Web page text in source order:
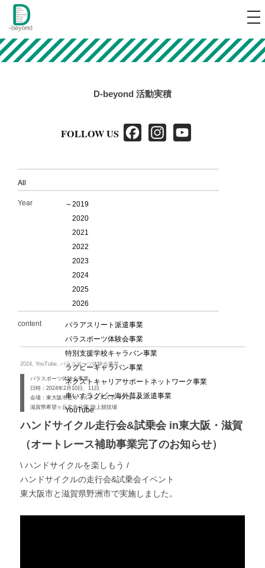
テ
ン
d-beyond
可能性の壁を越えていく
メ
ニ
ー
D-beyond 活動実積
FOLLOW US
c
s
u
All
Year
～2019
2020
2021
2022
2023
2024
2025
2026
content
パラアスリート派遣事業
パラスポーツ体験会事業
特別支援学校キャラバン事業
ラグビーキャラバン事業
ネクストキャリアサポートネットワーク事業
車いすラグビー海外普及派遣事業
YouTube
2024, YouTube, パラスポーツ体験会事業
パラスポーツ体験会事業
日時：2024年2月10日、11日
会場：東大阪市立ウィルチェアスポーツコート
滋賀県希望ヶ丘文化公園 陸上競技場
ハンドサイクル走行会&試乗会 in東大阪・滋賀
（オートレース補助事業完了のお知らせ）
\ ハンドサイクルを楽しもう /
ハンドサイクルの走行会&試乗会イベント
東大阪市と滋賀県野洲市で実施しました。